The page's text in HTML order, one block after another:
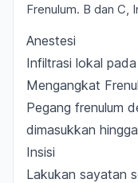
Frenulum. B dan C,
Anestesi
Infiltrasi lokal
Mengangkat
Pegang frenulum
dimasukkan
Insisi
Lakukan sayatan